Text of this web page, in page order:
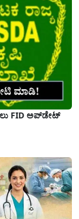
FID ಅಪ್‌ಡೇಟ್